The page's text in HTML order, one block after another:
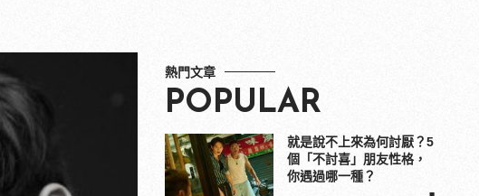
熱門文章
POPULAR
就是說不上來為何討厭？5
個「不討喜」朋友性格，
你遇過哪一種？